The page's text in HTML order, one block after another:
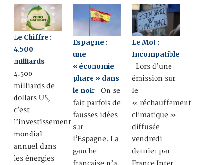
Le Chiffre :
4.500
milliards
4.500
milliards de
dollars US,
c’est
l’investissement
mondial
annuel dans
les énergies
Espagne :
une
« économie
phare » dans
le noir On se
fait parfois de
fausses idées
sur
l’Espagne. La
gauche
Le Mot :
Incompatible
Lors d’une
émission sur
le
« réchauffement
climatique »
diffusée
vendredi
dernier par